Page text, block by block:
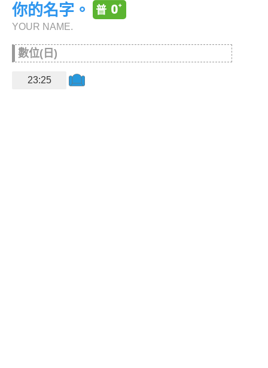
你的名字。
YOUR NAME.
數位(日)
23:25